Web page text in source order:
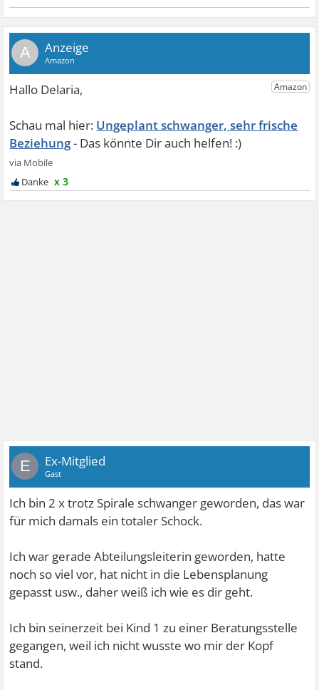
A
Ungeplant schwanger, sehr frische
Beziehung
x 3
E Ex-Mitglied
Gast
Ich bin 2 x trotz Spirale schwanger geworden, das war
für mich damals ein totaler Schock.
Ich war gerade Abteilungsleiterin geworden, hatte
noch so viel vor, hat nicht in die Lebensplanung
gepasst usw., daher weiß ich wie es dir geht.
Ich bin seinerzeit bei Kind 1 zu einer Beratungsstelle
gegangen, weil ich nicht wusste wo mir der Kopf
stand.